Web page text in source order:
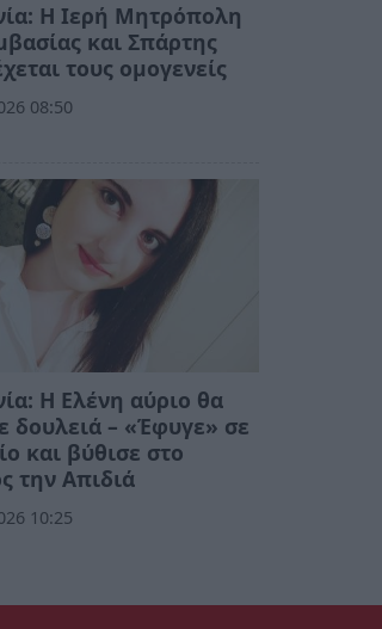
Η Ιερή Μητρόπολη
και Σπάρτης
τους ομογενείς
08:50
Η Ελένη αύριο θα
δουλειά – «Έφυγε» σε
και βύθισε στο
την Απιδιά
10:25